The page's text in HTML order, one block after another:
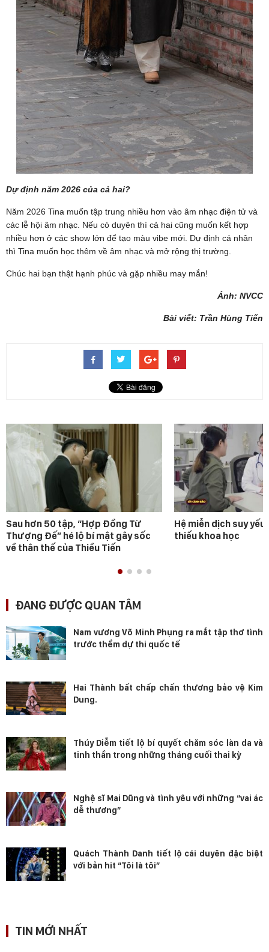
Dự định năm 2026 của cả hai?
Năm 2026 Tina muốn tập trung nhiều hơn vào âm nhạc điện tử và
các lễ hội âm nhạc. Nếu có duyên thì cả hai cũng muốn kết hợp
nhiều hơn ở các show lớn để tạo màu vibe mới. Dự định cá nhân
thì Tina muốn học thêm về âm nhạc và mở rộng thị trường.
Chúc hai bạn thật hạnh phúc và gặp nhiều may mắn!
Ảnh: NVCC
Bài viết: Trần Hùng Tiến
Sau hơn 50 tập, “Hợp Đồng Từ
Thượng Đế” hé lộ bí mật gây sốc
về thân thế của Thiều Tiến
Hệ miễn dịch suy
thiếu khoa học
ĐANG ĐƯỢC QUAN TÂM
Nam vương Võ Minh Phụng ra mắt tập thơ tình
trước thềm dự thi quốc tế
Hai Thành bất chấp chấn thương bảo vệ Kim
Dung.
Thúy Diễm tiết lộ bí quyết chăm sóc làn da và
tinh thần trong những tháng cuối thai kỳ
Nghệ sĩ Mai Dũng và tình yêu với những “vai ác
dễ thương”
Quách Thành Danh tiết lộ cái duyên đặc biệt
với bản hit “Tôi là tôi”
TIN MỚI NHẤT